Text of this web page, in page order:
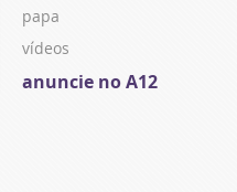
papa
vídeos
anuncie no A12